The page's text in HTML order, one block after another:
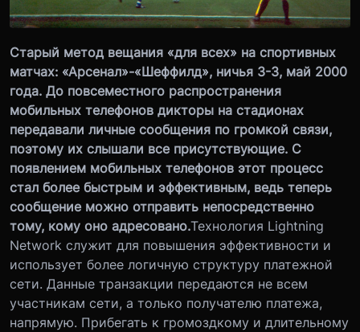
Старый метод вещания «для всех» на спортивных
матчах: «Арсенал»-«Шеффилд», ничья 3-3, май 2000
года. До повсеместного распространения
мобильных телефонов дикторы на стадионах
передавали личные сообщения по громкой связи,
поэтому их слышали все присутствующие. С
появлением мобильных телефонов этот процесс
стал более быстрым и эффективным, ведь теперь
сообщение можно отправить непосредственно
тому, кому оно адресовано.Технология Lightning
Network служит для повышения эффективности и
использует более логичную структуру платежной
сети. Данные транзакции передаются не всем
участникам сети, а только получателю платежа,
напрямую. Прибегать к громоздкому и длительному